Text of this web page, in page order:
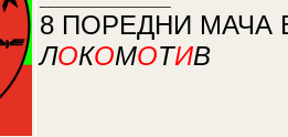
8 ПОРЕДНИ МАЧА
ЛОКОМОТИВ